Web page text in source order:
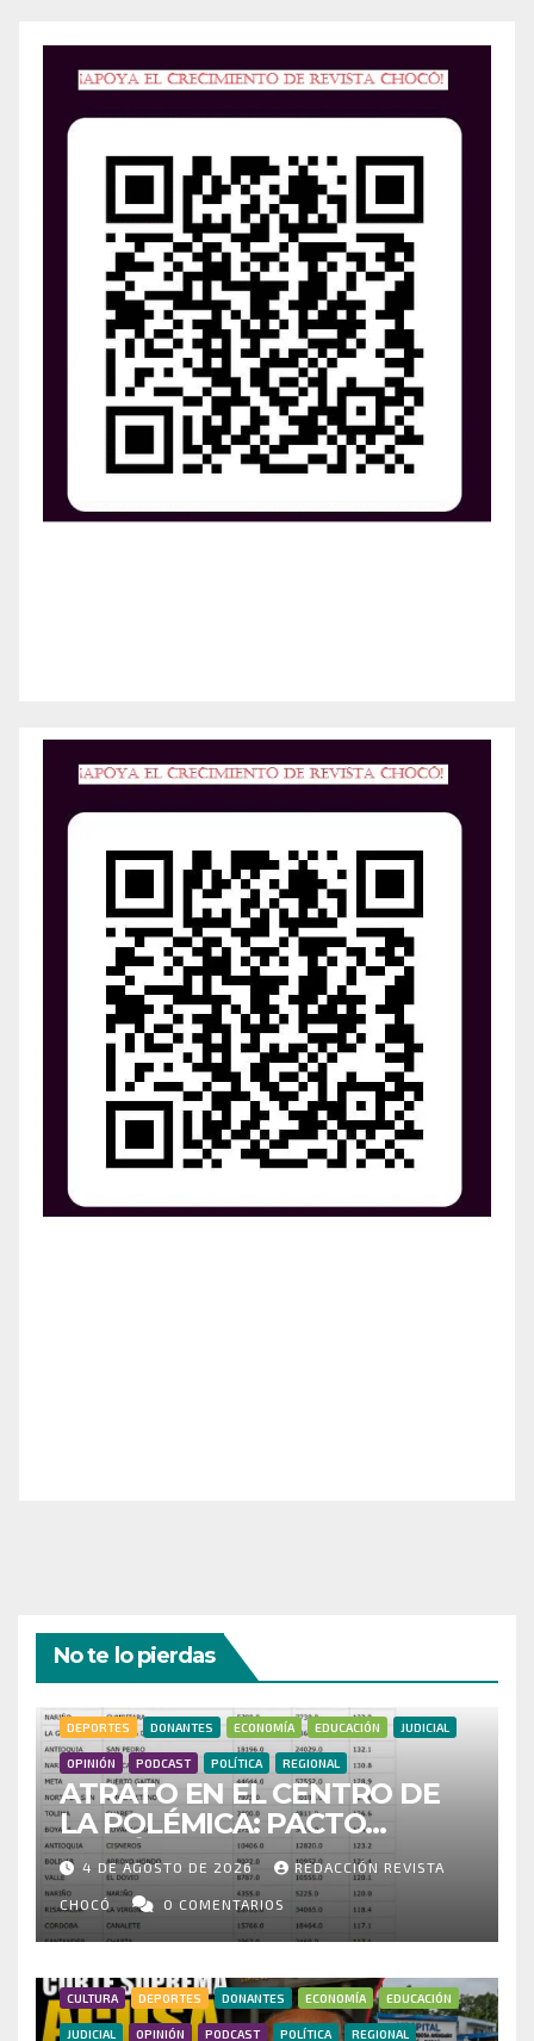
No te lo pierdas
DEPORTES DONANTES ECONOMÍA EDUCACIÓN JUDICIAL
OPINIÓN PODCAST POLÍTICA REGIONAL
ATRATO EN EL CENTRO DE
LA POLÉMICA: PACTO
HISTÓRICO CUESTIONA
CENSO ELECTORAL Y PIDE
INVESTIGAR PRESUNTO
FRAUDE
4 DE AGOSTO DE 2026 REDACCIÓN REVISTA
CHOCÓ 0 COMENTARIOS
CULTURA DEPORTES DONANTES ECONOMÍA EDUCACIÓN
JUDICIAL OPINIÓN PODCAST POLÍTICA REGIONAL